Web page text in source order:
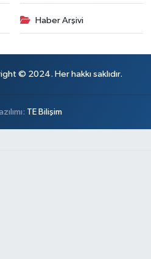
Haber Arşivi
© 2024. Her hakkı saklıdır.
TE Bilişim